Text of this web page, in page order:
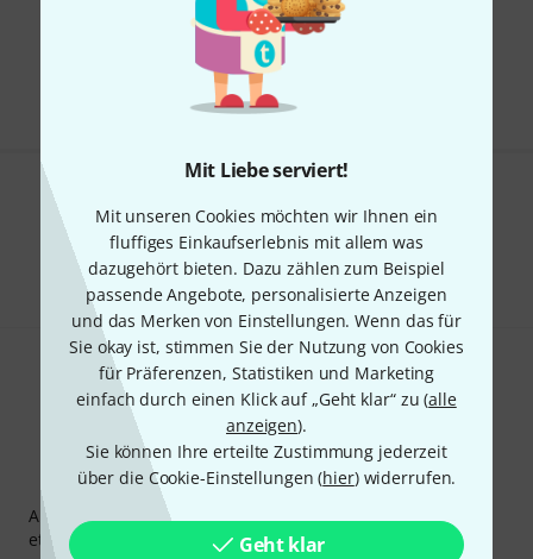
Mit Liebe serviert!
Mit unseren Cookies möchten wir Ihnen ein
fluffiges Einkaufserlebnis mit allem was
dazugehört bieten. Dazu zählen zum Beispiel
passende Angebote, personalisierte Anzeigen
und das Merken von Einstellungen. Wenn das für
Sie okay ist, stimmen Sie der Nutzung von Cookies
für Präferenzen, Statistiken und Marketing
einfach durch einen Klick auf „Geht klar“ zu (alle
anzeigen).
Sie können Ihre erteilte Zustimmung jederzeit
über die Cookie-Einstellungen (hier) widerrufen.
Geht klar
Kostenloser Versand ab 29 €
Alle Preise inkl. MwSt.
Gefällt Ihnen, was Sie sehen?
Teilen Hilfe & Feedback
Thomann Newsletter
Abonniere den Thomann Newsletter und gewinne mit
etwas Glück einen von 50 Gutscheinen 50€